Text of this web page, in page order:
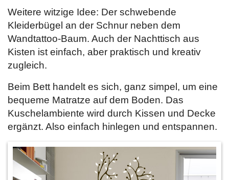
Weitere witzige Idee: Der schwebende
Kleiderbügel an der Schnur neben dem
Wandtattoo-Baum. Auch der Nachttisch aus
Kisten ist einfach, aber praktisch und kreativ
zugleich.
Beim Bett handelt es sich, ganz simpel, um eine
bequeme Matratze auf dem Boden. Das
Kuschelambiente wird durch Kissen und Decke
ergänzt. Also einfach hinlegen und entspannen.